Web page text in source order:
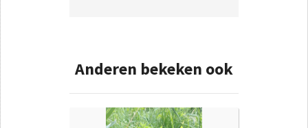
Anderen bekeken ook